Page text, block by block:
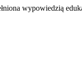
wypowiedzią